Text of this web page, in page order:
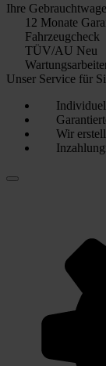
Ihre
12 Monate
Fahrzeugcheck
TÜV/AU Neu
Unser Service für
Wir